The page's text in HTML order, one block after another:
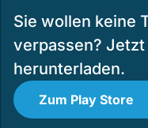
Sie wollen keine
verpassen?
herunterladen.
Zum Play Store